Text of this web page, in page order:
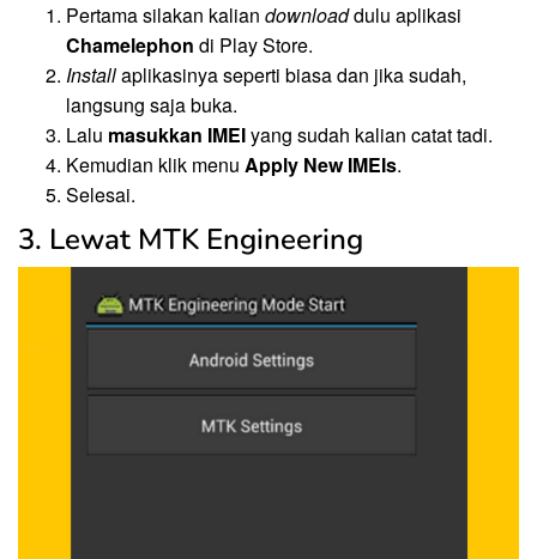
Pertama silakan kalian downloaddulu aplikasi
Chamelephon di Play Store.
Installaplikasinya seperti biasa dan jika sudah,
langsung saja buka.
Lalu masukkan IMEIyang sudah kalian catat tadi.
Kemudian klik menu Apply New IMEIs.
Selesai.
3. Lewat MTK Engineering